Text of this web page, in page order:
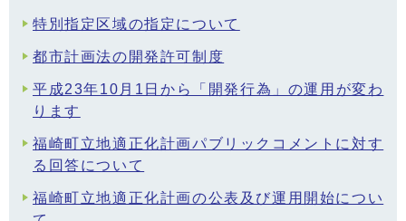
特別指定区域の指定について
都市計画法の開発許可制度
平成23年10月1日から「開発行為」の運用が変わ
ります
福崎町立地適正化計画パブリックコメントに対す
る回答について
福崎町立地適正化計画の公表及び運用開始につい